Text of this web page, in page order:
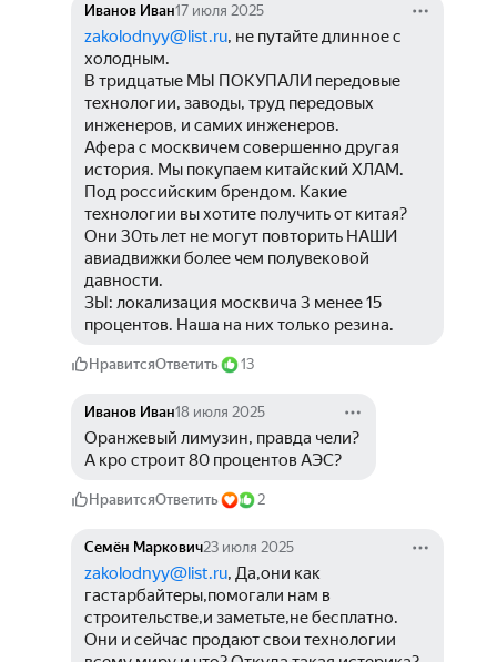
Иванов Иван17 июля 2025
zakolodnyy@list.ru, не путайте длинное с
холодным.
В тридцатые МЫ ПОКУПАЛИ передовые
технологии, заводы, труд передовых
инженеров, и самих инженеров.
Афера с москвичем совершенно другая
история. Мы покупаем китайский ХЛАМ.
Под российским брендом. Какие
технологии вы хотите получить от китая?
Они 30ть лет не могут повторить НАШИ
авиадвижки более чем полувековой
давности.
ЗЫ: локализация москвича 3 менее 15
процентов. Наша на них только резина.
НравитсяОтветить 13
Иванов Иван18 июля 2025
Оранжевый лимузин, правда чели?
А кро строит 80 процентов АЭС?
НравитсяОтветить 2
Семён Маркович23 июля 2025
zakolodnyy@list.ru, Да,они как
гастарбайтеры,помогали нам в
строительстве,и заметьте,не бесплатно.
Они и сейчас продают свои технологии